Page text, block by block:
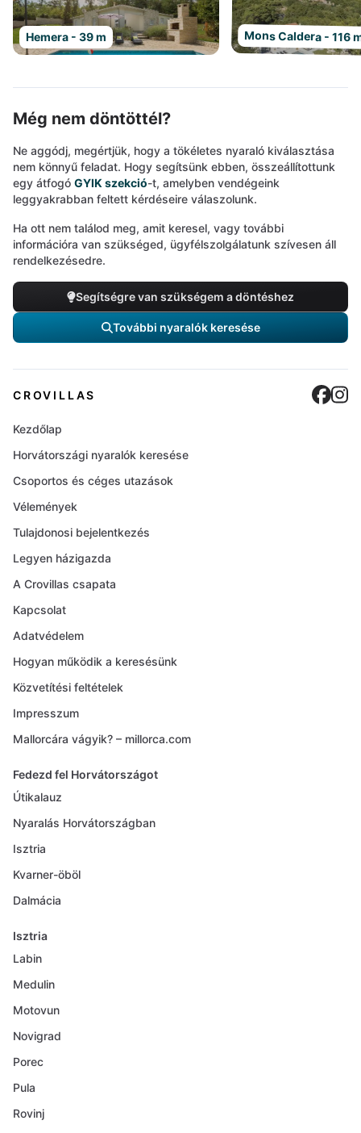
Hemera - 39 m Mons Caldera - 116
Még nem döntöttél?
Ne aggódj, megértjük, hogy a tökéletes nyaraló kiválasztása
nem könnyű feladat. Hogy segítsünk ebben, összeállítottunk
egy átfogó GYIK szekció-t, amelyben vendégeink
leggyakrabban feltett kérdéseire válaszolunk.
Ha ott nem találod meg, amit keresel, vagy további
információra van szükséged, ügyfélszolgálatunk szívesen áll
rendelkezésedre.
Segítségre van szükségem a döntéshez
További nyaralók keresése
CROVILLAS
Kezdőlap
Horvátországi nyaralók keresése
Csoportos és céges utazások
Vélemények
Tulajdonosi bejelentkezés
Legyen házigazda
A Crovillas csapata
Kapcsolat
Adatvédelem
Hogyan működik a keresésünk
Közvetítési feltételek
Impresszum
Mallorcára vágyik? – millorca.com
Fedezd fel Horvátországot
Útikalauz
Nyaralás Horvátországban
Isztria
Kvarner-öböl
Dalmácia
Isztria
Labin
Medulin
Motovun
Novigrad
Porec
Pula
Rovinj